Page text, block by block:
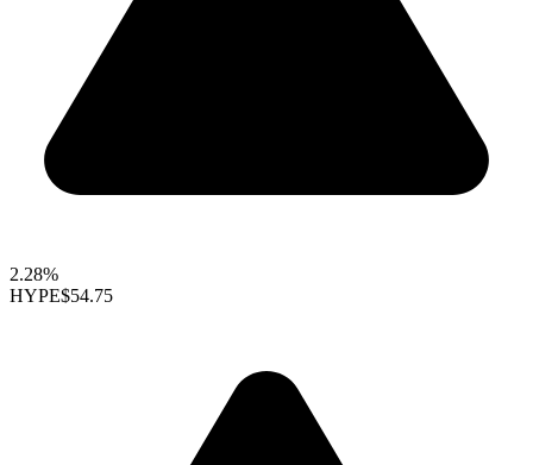
2.28%
HYPE$54.75